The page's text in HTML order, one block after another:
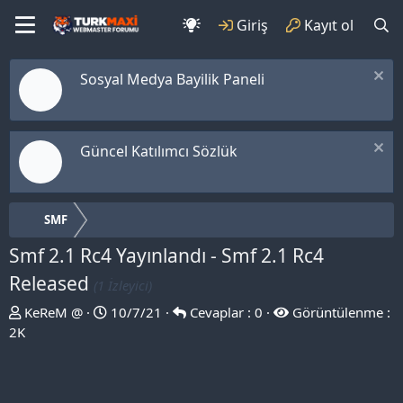
Giriş Kayıt ol
Sosyal Medya Bayilik Paneli
Güncel Katılımcı Sözlük
SMF
Smf 2.1 Rc4 Yayınlandı - Smf 2.1 Rc4
Released (1 İzleyici)
T
h
KeReM @
B
10/7/21 Cevaplar : 0
Görüntülenme :
2K